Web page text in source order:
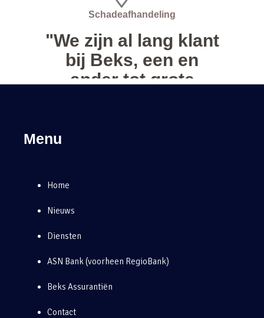
Menu
Home
Nieuws
Diensten
ASN Bank (voorheen RegioBank)
Beks Assurantiën
Contact